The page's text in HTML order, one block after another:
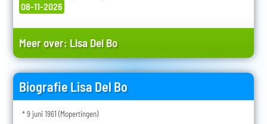
08-11-2026
Meer over: Lisa Del Bo
Biografie Lisa Del Bo
* 9 juni 1961 (Mopertingen)